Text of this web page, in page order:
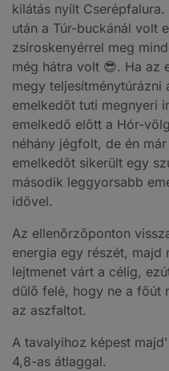
kilátás nyílt
után a Túr-buckánál volt
zsíroskenyérrel meg
még hátra volt 😎. Ha az
megy teljesítménytúrázni
emelkedőt tuti megnyeri
emelkedő előtt a Hór-
néhány jégfolt, de én
emelkedőt sikerült egy
második leggyorsabb
idővel.
Az ellenőrzőponton
energia egy részét, majd
lejtmenet várt a célig,
dűlő felé, hogy ne a főút
az aszfaltot.
A tavalyihoz képest
4,8-as átlaggal.